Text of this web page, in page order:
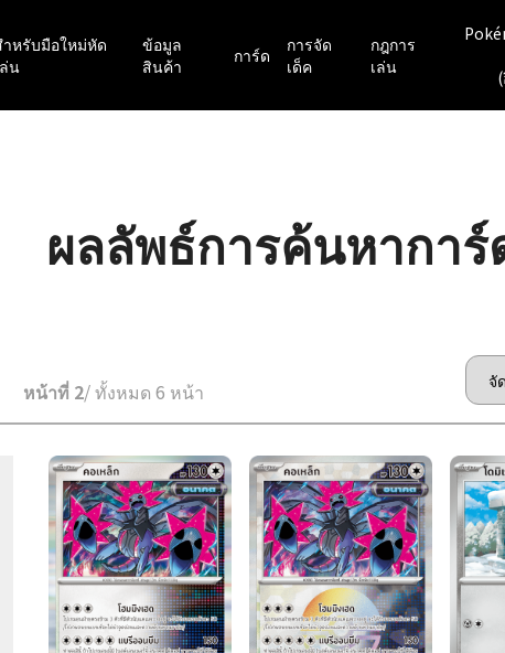
ำหรับมือใหม่หัด
น
ข้อมูล
สินค้า
การ์ด
การจัด
เด็ค
กฎการ
เล่น
ผลลัพธ์การค้นหาการ์
หน้าที่ 2/ ทั้งหมด 6 หน้า